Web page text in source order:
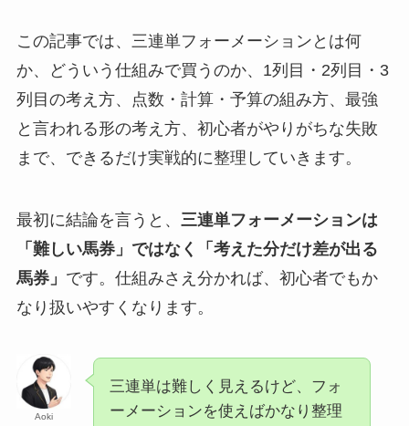
この記事では、三連単フォーメーションとは何
か、どういう仕組みで買うのか、1列目・2列目・3
列目の考え方、点数・計算・予算の組み方、最強
と言われる形の考え方、初心者がやりがちな失敗
まで、できるだけ実戦的に整理していきます。
最初に結論を言うと、 三連単フォーメーションは
「難しい馬券」ではなく「考えた分だけ差が出る
馬券」 です。仕組みさえ分かれば、初心者でもか
なり扱いやすくなります。
Aoki
三連単は難しく見えるけど、フォ
ーメーションを使えばかなり整理